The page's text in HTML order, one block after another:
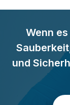
Wenn
und